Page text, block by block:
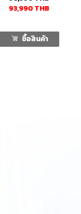
93,990THB
ซื้อสินค้า